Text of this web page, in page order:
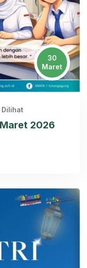
30
Maret
Dilihat
2026